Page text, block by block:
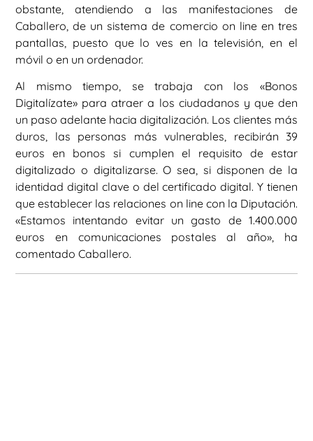
obstante, atendiendo a las manifestaciones de
Caballero, de un sistema de comercio on line en tres
pantallas, puesto que lo ves en la televisión, en el
móvil o en un ordenador.
Al mismo tiempo, se trabaja con los «Bonos
Digitalízate» para atraer a los ciudadanos y que den
un paso adelante hacia digitalización. Los clientes más
duros, las personas más vulnerables, recibirán 39
euros en bonos si cumplen el requisito de estar
digitalizado o digitalizarse. O sea, si disponen de la
identidad digital clave o del certificado digital. Y tienen
que establecer las relaciones on line con la Diputación.
«Estamos intentando evitar un gasto de 1.400.000
euros en comunicaciones postales al año», ha
comentado Caballero.